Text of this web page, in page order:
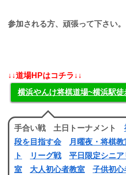
参加される方、頑張って下さい。
↓↓道場HPはコチラ↓↓
横浜やんけ将棋道場~横浜駅徒
手合い戦 土日トーナメント
段を目指す会
月曜夜・将棋教
ト
リーグ戦 平日限定シニア
室
大人初心者教室 子供初心